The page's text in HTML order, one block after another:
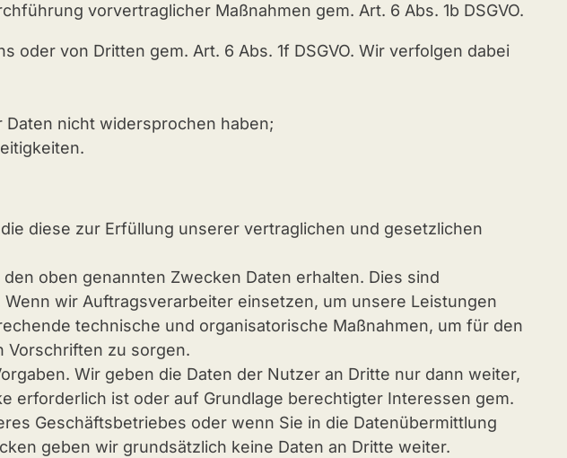
vorvertraglicher Maßnahmen gem. Art. 6 Abs. 1b DSGVO.
von Dritten gem. Art. 6 Abs. 1f DSGVO. Wir verfolgen dabei
nicht widersprochen haben;
diese zur Erfüllung unserer vertraglichen und gesetzlichen
oben genannten Zwecken Daten erhalten. Dies sind
wir Auftragsverarbeiter einsetzen, um unsere Leistungen
technische und organisatorische Maßnahmen, um für den
Vorschriften zu sorgen.
Wir geben die Daten der Nutzer an Dritte nur dann weiter,
erforderlich ist oder auf Grundlage berechtigter Interessen gem.
Geschäftsbetriebes oder wenn Sie in die Datenübermittlung
geben wir grundsätzlich keine Daten an Dritte weiter.